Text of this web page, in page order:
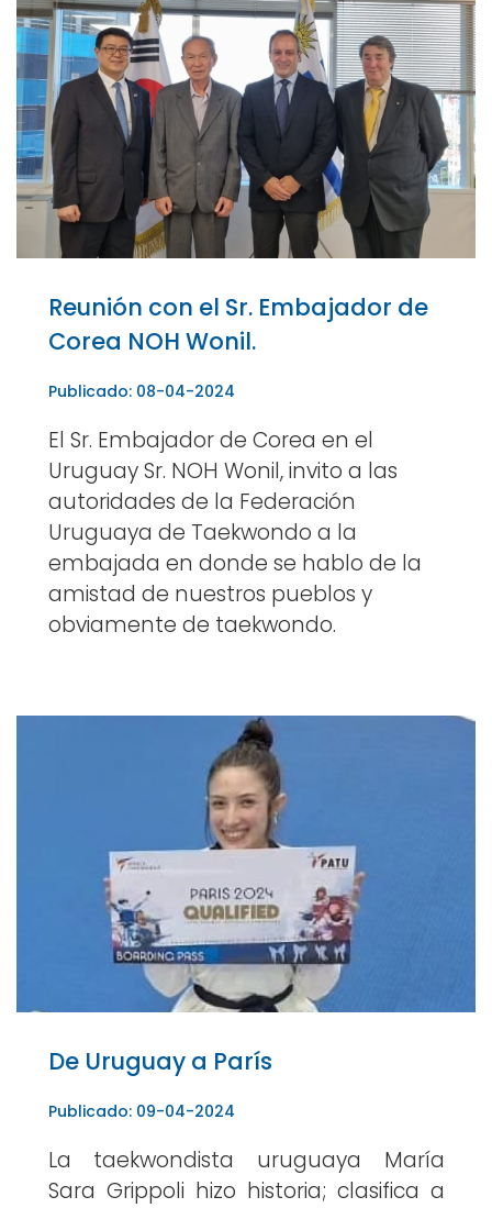
Reunión con el Sr. Embajador de
Corea NOH Wonil.
Publicado: 08-04-2024
El Sr. Embajador de Corea en el
Uruguay Sr. NOH Wonil, invito a las
autoridades de la Federación
Uruguaya de Taekwondo a la
embajada en donde se hablo de la
amistad de nuestros pueblos y
obviamente de taekwondo.
De Uruguay a París
Publicado: 09-04-2024
La taekwondista uruguaya María
Sara Grippoli hizo historia; clasifica a